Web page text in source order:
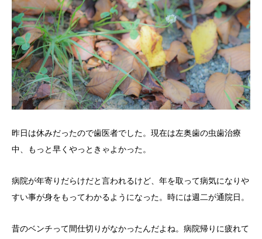
昨日は休みだったので歯医者でした。現在は左奥歯の虫歯治療
中、もっと早くやっときゃよかった。
病院が年寄りだらけだと言われるけど、年を取って病気になりや
すい事が身をもってわかるようになった。時には週二が通院日。
昔のベンチって間仕切りがなかったんだよね。病院帰りに疲れて